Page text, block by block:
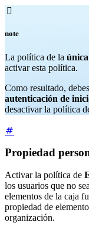

note
La política de la
activar esta política.
Como resultado,
autenticación de
desactivar la política
Propiedad
Activar la política de
los usuarios que no
elementos de la caja
propiedad de
organización.